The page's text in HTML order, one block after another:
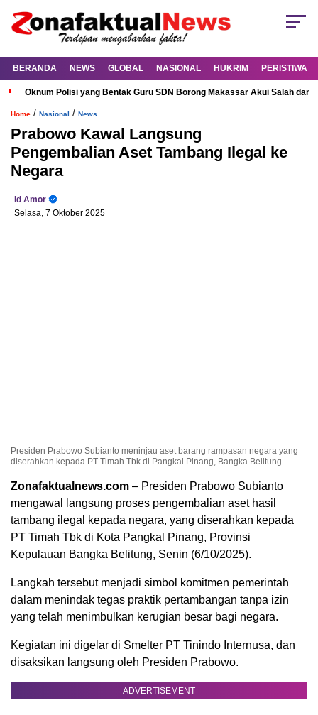
BERANDA NEWS GLOBAL NASIONAL HUKRIM PERISTIWA
Oknum Polisi yang Bentak Guru SDN Borong Makassar Akui Salah dan
Home / Nasional / News
Prabowo Kawal Langsung
Pengembalian Aset Tambang Ilegal ke
Negara
Id Amor
Selasa, 7 Oktober 2025
Presiden Prabowo Subianto meninjau aset barang rampasan negara yang
diserahkan kepada PT Timah Tbk di Pangkal Pinang, Bangka Belitung.
Zonafaktualnews.com – Presiden Prabowo Subianto
mengawal langsung proses pengembalian aset hasil
tambang ilegal kepada negara, yang diserahkan kepada
PT Timah Tbk di Kota Pangkal Pinang, Provinsi
Kepulauan Bangka Belitung, Senin (6/10/2025).
Langkah tersebut menjadi simbol komitmen pemerintah
dalam menindak tegas praktik pertambangan tanpa izin
yang telah menimbulkan kerugian besar bagi negara.
Kegiatan ini digelar di Smelter PT Tinindo Internusa, dan
disaksikan langsung oleh Presiden Prabowo.
ADVERTISEMENT